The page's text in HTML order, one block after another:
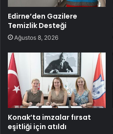
Edirne’den Gazilere
Temizlik Desteği
Ağustos 8, 2026
Konak’ta imzalar fırsat
eşitliği için atıldı